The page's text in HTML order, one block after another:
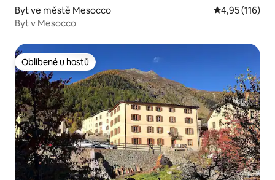
Byt ve městě Mesocco Průměrné
4,95 (116)
Byt v Mesocco
Oblíbené u hostů
Oblíbené u hostů